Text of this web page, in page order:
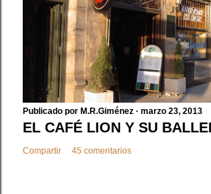
e
n
t
a
Publicado por M.R.Giménez marzo 23, 2013
EL CAFÉ LION Y SU
Compartir 45 comentarios